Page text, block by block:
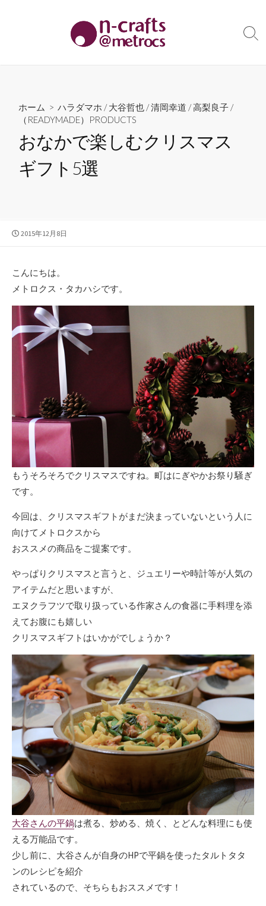
ツ
検
ホーム > ハラダマホ /大谷哲也 /清岡幸道 /高梨良子 /
（READYMADE）PRODUCTS
おなかで楽しむクリスマス
ギフト5選
公
2015年12月8日
こんにちは。
メトロクス・タカハシです。
もうそろそろでクリスマスですね。町はにぎやかお祭り騒ぎ
です。
今回は、クリスマスギフトがまだ決まっていないという人に
向けてメトロクスから
おススメの商品をご提案です。
やっぱりクリスマスと言うと、ジュエリーや時計等が人気の
アイテムだと思いますが、
エヌクラフツで取り扱っている作家さんの食器に手料理を添
えてお腹にも嬉しい
クリスマスギフトはいかがでしょうか？
大谷さんの平鍋は煮る、炒める、焼く、とどんな料理にも使
える万能品です。
少し前に、大谷さんが自身のHPで平鍋を使ったタルトタタ
ンのレシピを紹介
されているので、そちらもおススメです！